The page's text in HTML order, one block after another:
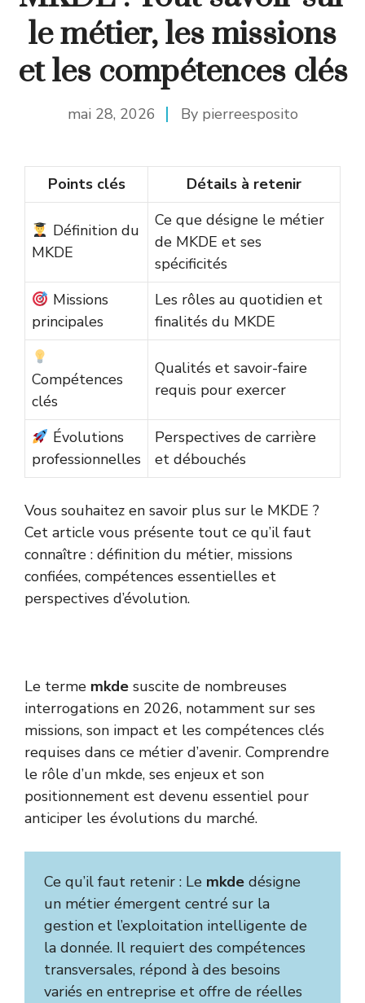
le métier, les missions
et les compétences clés
mai 28, 2026 By pierreesposito
Points clés Détails à retenir
Définition du
MKDE
Ce que désigne le métier
de MKDE et ses
spécificités
Missions
principales
Les rôles au quotidien et
finalités du MKDE
Compétences
clés
Qualités et savoir-faire
requis pour exercer
Évolutions
professionnelles
Perspectives de carrière
et débouchés
Vous souhaitez en savoir plus sur le MKDE ?
Cet article vous présente tout ce qu’il faut
connaître : définition du métier, missions
confiées, compétences essentielles et
perspectives d’évolution.
Le terme mkde suscite de nombreuses
interrogations en 2026, notamment sur ses
missions, son impact et les compétences clés
requises dans ce métier d’avenir. Comprendre
le rôle d’un mkde, ses enjeux et son
positionnement est devenu essentiel pour
anticiper les évolutions du marché.
Ce qu’il faut retenir : Le mkde désigne
un métier émergent centré sur la
gestion et l’exploitation intelligente de
la donnée. Il requiert des compétences
transversales, répond à des besoins
variés en entreprise et offre de réelles